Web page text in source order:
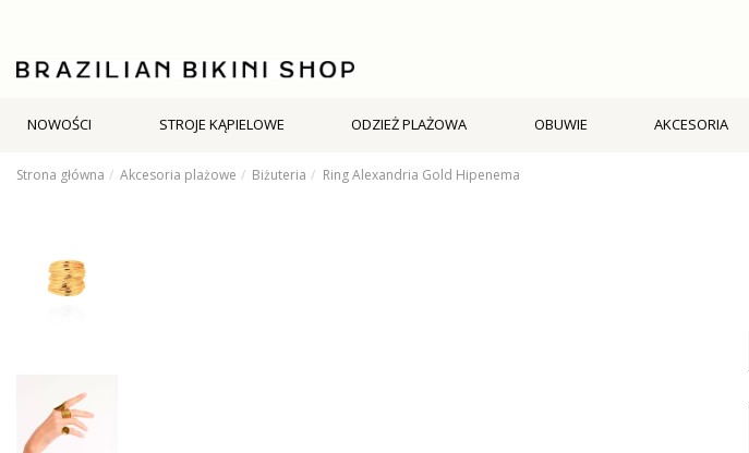
NOWOŚCI STROJE KĄPIELOWE ODZIEŻ PLAŻOWA OBUWIE AKCESORIA
Strona główna Akcesoria plażowe Biżuteria Ring Alexandria Gold Hipenema